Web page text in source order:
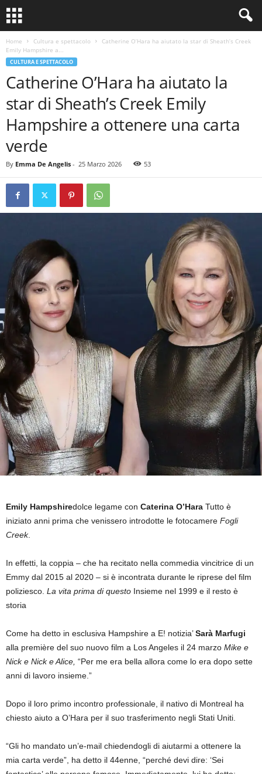
Home Cultura e spettacolo
Catherine O’Hara ha aiutato la star di Sheath’s Creek
Emily Hampshire a...
CULTURA E SPETTACOLO
Catherine O’Hara ha aiutato la
star di Sheath’s Creek Emily
Hampshire a ottenere una carta
verde
By Emma De Angelis - 25 Marzo 2026 53
Emily Hampshiredolce legame con Caterina O’Hara Tutto è
iniziato anni prima che venissero introdotte le fotocamere Fogli
Creek.
In effetti, la coppia – che ha recitato nella commedia vincitrice di un
Emmy dal 2015 al 2020 – si è incontrata durante le riprese del film
poliziesco. La vita prima di questo Insieme nel 1999 e il resto è
storia
Come ha detto in esclusiva Hampshire a E! notizia’Sarà Marfugi
alla première del suo nuovo film a Los Angeles il 24 marzo Mike e
Nick e Nick e Alice, “Per me era bella allora come lo era dopo sette
anni di lavoro insieme.”
Dopo il loro primo incontro professionale, il nativo di Montreal ha
chiesto aiuto a O’Hara per il suo trasferimento negli Stati Uniti.
“Gli ho mandato un’e-mail chiedendogli di aiutarmi a ottenere la
mia carta verde”, ha detto il 44enne, “perché devi dire: ‘Sei